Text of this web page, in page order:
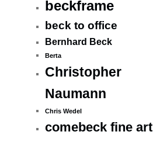
beckframe
beck to office
Bernhard Beck
Berta
Christopher
Naumann
Chris Wedel
comebeck fine art